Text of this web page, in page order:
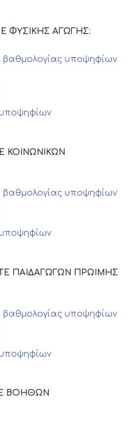
ΦΥΣΙΚΗΣ ΑΓΩΓΗΣ:
βαθμολογίας υποψηφίων
ΚΟΙΝΩΝΙΚΩΝ
βαθμολογίας υποψηφίων
ΤΕ ΠΑΙΔΑΓΩΓΩΝ ΠΡΩΙΜΗΣ
βαθμολογίας υποψηφίων
ΔΕ ΒΟΗΘΩΝ